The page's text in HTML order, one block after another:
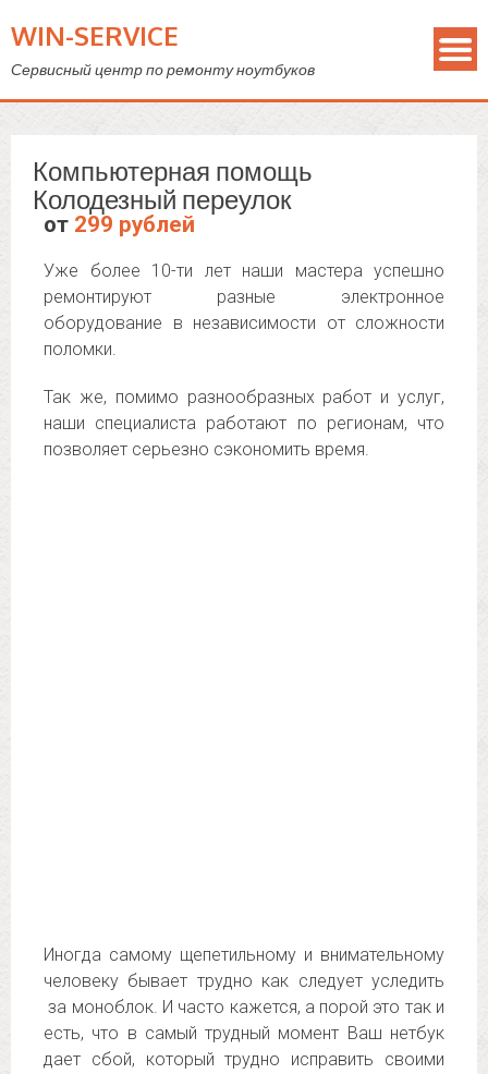
WIN-SERVICE
Сервисный центр по ремонту ноутбуков
Компьютерная помощь
Колодезный переулок
от 299 рублей
Уже более 10-ти лет наши мастера успешно
ремонтируют разные электронное
оборудование в независимости от сложности
поломки.
Так же, помимо разнообразных работ и услуг,
наши специалиста работают по регионам, что
позволяет серьезно сэкономить время.
Иногда самому щепетильному и внимательному
человеку бывает трудно как следует уследить
за моноблок. И часто кажется, а порой это так и
есть, что в самый трудный момент Ваш нетбук
дает сбой, который трудно исправить своими